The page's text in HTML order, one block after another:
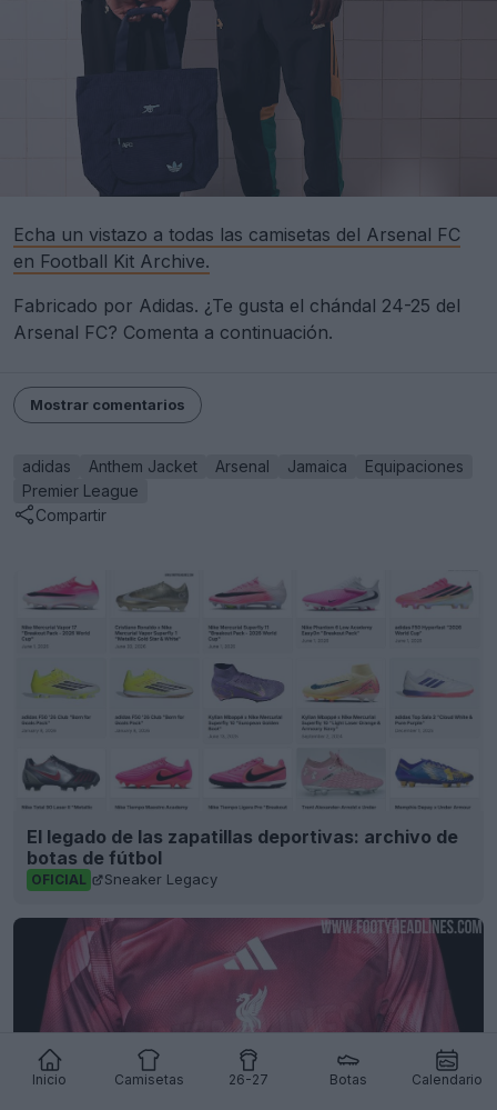
Inicio Camisetas 26-27 Botas Calendario
Echa un vistazo a todas las camisetas del Arsenal FC
en Football Kit Archive.
Fabricado por Adidas. ¿Te gusta el chándal 24-25 del
Arsenal FC? Comenta a continuación.
Mostrar comentarios
adidas Anthem Jacket Arsenal Jamaica
Equipaciones
Premier League
Compartir
El legado de las zapatillas deportivas: archivo de
botas de fútbol
OFICIAL Sneaker Legacy